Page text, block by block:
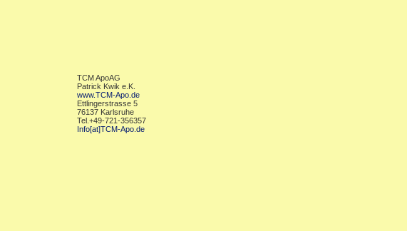
TCM ApoAG
Patrick Kwik e.K.
www.TCM-Apo.de
Ettlingerstrasse 5
76137 Karlsruhe
Tel.+49-721-356357
Info[at]TCM-Apo.de